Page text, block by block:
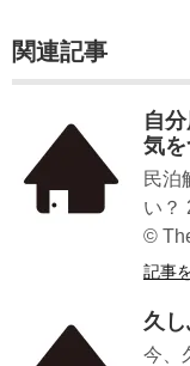
関連記事
自
気
民泊
い？
©
記事
久
今、